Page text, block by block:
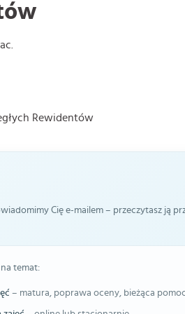
Rewidentów
Cię e-mailem – przeczytasz ją
temat:
– matura, poprawa oceny, bieżąca pomoc